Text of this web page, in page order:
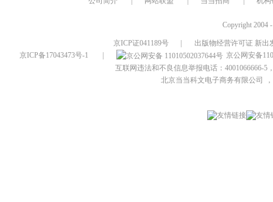
Copyright 2004
京ICP证041189号
出版物经营许可证 新出
京ICP备17043473号-1
京公网安备
互联网违法和不良信息举报电话：4001066666-5
北京当当科文电子商务有限公司